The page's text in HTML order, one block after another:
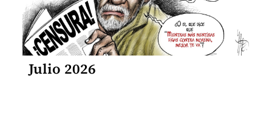
Julio 2026